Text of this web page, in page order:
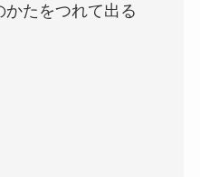
かたをつれて出る